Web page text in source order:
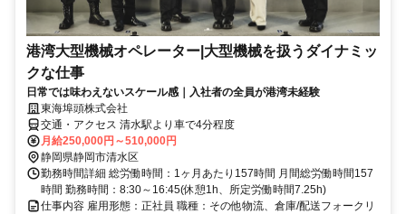
港湾大型機械オペレーター|大型機械を扱うダイナミッ
クな仕事
日常では味わえないスケール感｜入社者の全員が港湾未経験
東海埠頭株式会社
交通・アクセス 清水駅より車で4分程度
月給250,000円～510,000円
静岡県静岡市清水区
勤務時間詳細 総労働時間：1ヶ月あたり157時間 月間総労働時間157
時間 勤務時間：8:30～16:45(休憩1h、所定労働時間7.25h)
仕事内容 雇用形態：正社員 職種：その他物流、倉庫/配送フォークリ